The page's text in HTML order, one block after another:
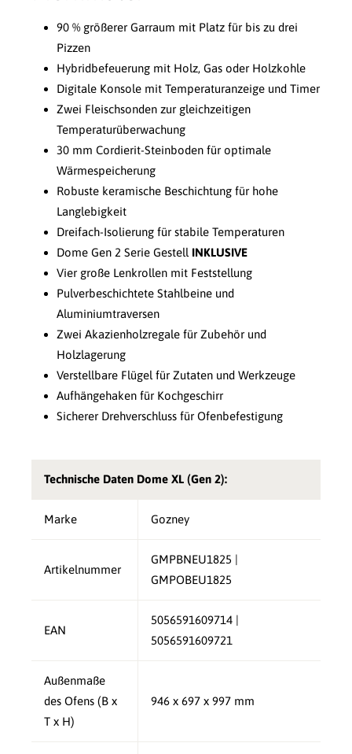
90 % größerer Garraum mit Platz für bis zu drei
Pizzen
Hybridbefeuerung mit Holz, Gas oder Holzkohle
Digitale Konsole mit Temperaturanzeige und Timer
Zwei Fleischsonden zur gleichzeitigen
Temperaturüberwachung
30 mm Cordierit-Steinboden für optimale
Wärmespeicherung
Robuste keramische Beschichtung für hohe
Langlebigkeit
Dreifach-Isolierung für stabile Temperaturen
Dome Gen 2 Serie Gestell INKLUSIVE
Vier große Lenkrollen mit Feststellung
Pulverbeschichtete Stahlbeine und
Aluminiumtraversen
Zwei Akazienholzregale für Zubehör und
Holzlagerung
Verstellbare Flügel für Zutaten und Werkzeuge
Aufhängehaken für Kochgeschirr
Sicherer Drehverschluss für Ofenbefestigung
Technische Daten Dome XL (Gen 2):
Marke Gozney
Artikelnummer
GMPBNEU1825 |
GMPOBEU1825
EAN
5056591609714 |
5056591609721
Außenmaße
des Ofens (B x
T x H)
946 x 697 x 997 mm